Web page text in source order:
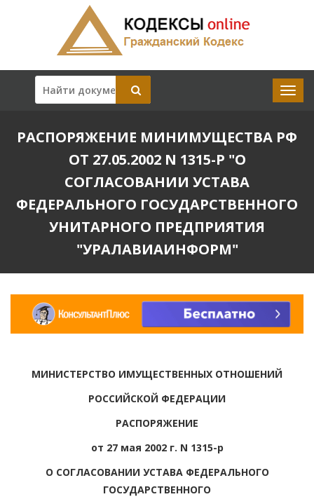
РАСПОРЯЖЕНИЕ МИНИМУЩЕСТВА РФ
ОТ 27.05.2002 N 1315-Р "О
СОГЛАСОВАНИИ УСТАВА
ФЕДЕРАЛЬНОГО ГОСУДАРСТВЕННОГО
УНИТАРНОГО ПРЕДПРИЯТИЯ
"УРАЛАВИАИНФОРМ"
МИНИСТЕРСТВО ИМУЩЕСТВЕННЫХ ОТНОШЕНИЙ
РОССИЙСКОЙ ФЕДЕРАЦИИ
РАСПОРЯЖЕНИЕ
от 27 мая 2002 г. N 1315-р
О СОГЛАСОВАНИИ УСТАВА ФЕДЕРАЛЬНОГО
ГОСУДАРСТВЕННОГО